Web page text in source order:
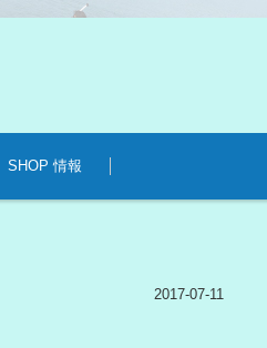
SHOP 情報
2017-07-11